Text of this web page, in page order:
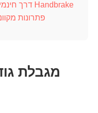
דרך חינמית להקטין סרטון למייל באמצעות Handbrake
פתרונות
מגבלת